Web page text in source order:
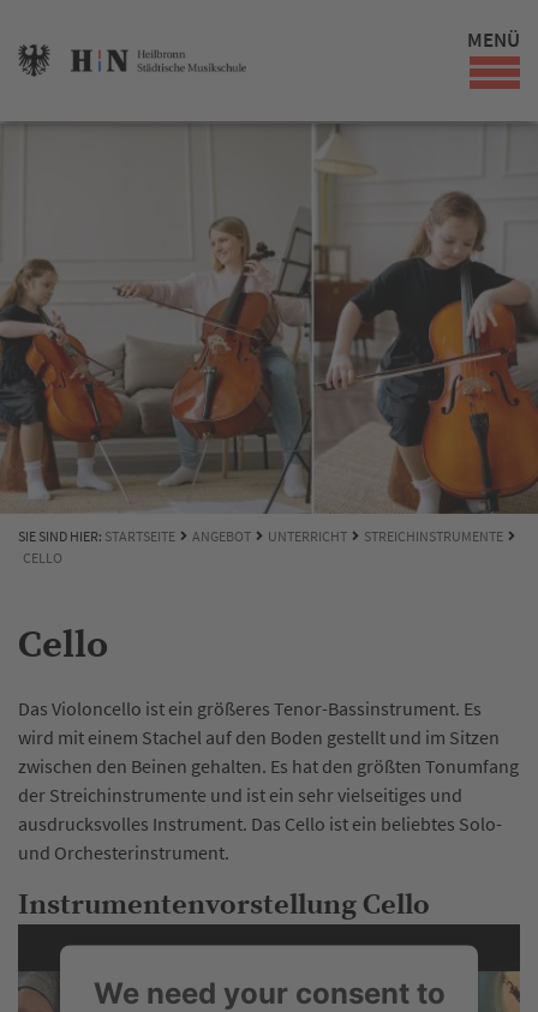
MENÜ
SIE SIND HIER: STARTSEITE ANGEBOT UNTERRICHT
STREICHINSTRUMENTE
CELLO
Cello
Das Violoncello ist ein größeres Tenor-Bassinstrument. Es
wird mit einem Stachel auf den Boden gestellt und im Sitzen
zwischen den Beinen gehalten. Es hat den größten Tonumfang
der Streichinstrumente und ist ein sehr vielseitiges und
ausdrucksvolles Instrument. Das Cello ist ein beliebtes Solo-
und Orchesterinstrument.
Instrumentenvorstellung Cello
We need your consent to